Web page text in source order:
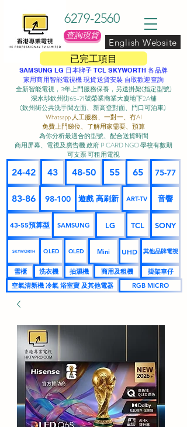
已完工項目
6279-2560
查詢現貨
English Website
SAMSUNG LG 日本牌子 TCL SKYWORTH 各品牌
家用商用智能電視機 現貨送貨安裝 自取歡迎查詢
全新智能電視，3年上門服務保養，另送掛架(指定型號)
深水埗欽州街65-71號榮業商業大廈地下2A舖
(欽州街公共洗手間左面、新高登對面、門口可泊車) ​
Whatsapp 人工服務、一對一、冇AI
免費上門睇位、了解用家需要、預算
為你分析最適合的型號、配合送貨時間
商用屏幕、電視及廣告機 政府 P CARD NGO 學校有數期
可支票 可租用電視
24-42 43 48-50 55 65 75-77
83-86 98-100 遊戲 高刷新 ART-TV 音響
43-55預算型 SAMSUNG LG TCL SONY
SKYWORTH QLED OLED Mini UHD 其他品牌電視
雪櫃 洗衣機 抽濕機 商用及租機
掛架車仔
空氣清新機 冷氣 浴室寶 及其他電器
RGB MICRO